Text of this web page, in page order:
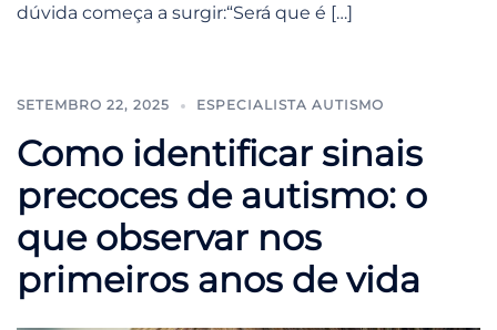
dúvida começa a surgir:“Será que é […]
SETEMBRO 22, 2025 ESPECIALISTA AUTISMO
Como identificar sinais
precoces de autismo: o
que observar nos
primeiros anos de vida